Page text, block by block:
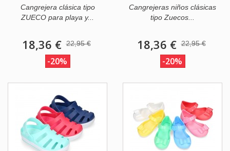
Cangrejera clásica tipo
ZUECO para playa y...
18,36 € 22,95 €
-20%
Cangrejeras niños clásicas
tipo Zuecos...
18,36 € 22,95 €
-20%